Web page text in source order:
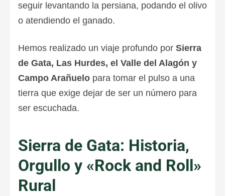
seguir levantando la persiana, podando el olivo
o atendiendo el ganado.
Hemos realizado un viaje profundo por Sierra
de Gata, Las Hurdes, el Valle del Alagón y
Campo Arañuelo para tomar el pulso a una
tierra que exige dejar de ser un número para
ser escuchada.
Sierra de Gata: Historia,
Orgullo y «Rock and Roll»
Rural